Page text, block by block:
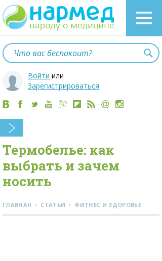
Войти или
Зарегистрироваться
Термобелье: как
выбрать и зачем
носить
ГЛАВНАЯ › СТАТЬИ › ФИТНЕС И ЗДОРОВЬЕ